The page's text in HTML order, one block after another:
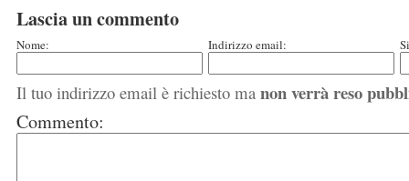
Lascia un commento
Nome: Indirizzo email:
Il tuo indirizzo email è richiesto ma non verrà reso
Commento: